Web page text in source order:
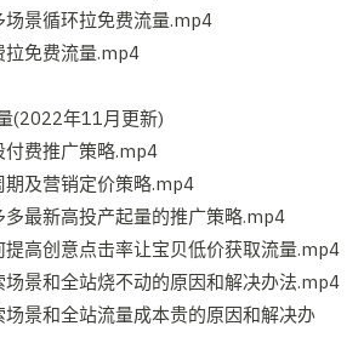
场景循环拉免费流量.mp4
拉免费流量.mp4
(2022年11月更新)
付费推广策略.mp4
期及营销定价策略.mp4
多最新高投产起量的推广策略.mp4
提高创意点击率让宝贝低价获取流量.mp4
场景和全站烧不动的原因和解决办法.mp4
场景和全站流量成本贵的原因和解决办